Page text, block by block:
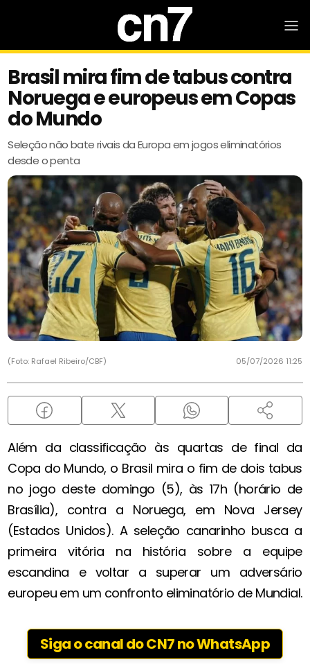
Brasil mira fim de tabus contra
Noruega e europeus em Copas
do Mundo
Seleção não bate rivais da Europa em jogos eliminatórios
desde o penta
(Foto: Rafael Ribeiro/CBF) 05/07/2026 11:25
Além da classificação às quartas de final da
Copa do Mundo, o Brasil mira o fim de dois tabus
no jogo deste domingo (5), às 17h (horário de
Brasília), contra a Noruega, em Nova Jersey
(Estados Unidos). A seleção canarinho busca a
primeira vitória na história sobre a equipe
escandina e voltar a superar um adversário
europeu em um confronto eliminatório de Mundial.
Siga o canal do CN7 no WhatsApp